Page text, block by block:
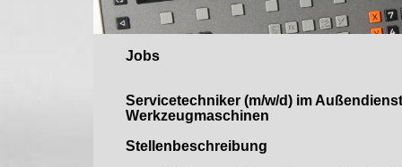
Jobs
Servicetechniker (m/w/d) im
Werkzeugmaschinen
Stellenbeschreibung